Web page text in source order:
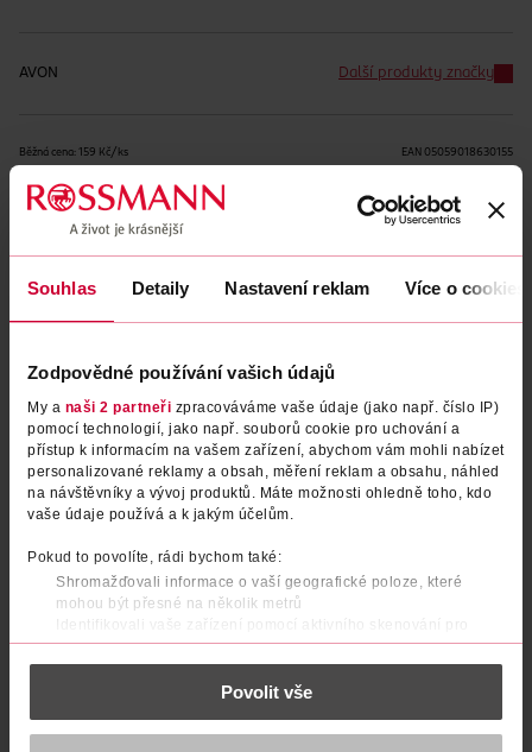
Souhlas Detaily Nastavení reklam Více o cookies
Zodpovědné používání vašich údajů
My a naši 2 partneři zpracováváme vaše údaje (jako např. číslo IP)
pomocí technologií, jako např. souborů cookie pro uchování a
přístup k informacím na vašem zařízení, abychom vám mohli nabízet
personalizované reklamy a obsah, měření reklam a obsahu, náhled
na návštěvníky a vývoj produktů. Máte možnosti ohledně toho, kdo
vaše údaje používá a k jakým účelům.
Pokud to povolíte, rádi bychom také:
Shromažďovali informace o vaší geografické poloze, které
mohou být přesné na několik metrů
Identifikovali vaše zařízení pomocí aktivního skenování pro
konkrétní charakteristiky (otisk prstu)
Zjistěte více o tom, jak zpracováváme vaše osobní údaje, a nastavte
části s podrobnostmi . Svůj souhlas můžete kdykoliv
Povolit vše
AVON Další produkty značky
Běžná cena: 159 Kč/ks
EAN 05059018630155
Podobné produkty
Rtěnka s SPF30 Ultra Matte 21
Electric Pink
159 Kč
Obj. č.: 1317398
Maiden Mauve
159 Kč
Obj. č.: 1317442